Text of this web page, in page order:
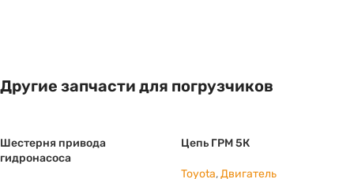
Другие запчасти для погрузчиков
Шестерня привода
гидронасоса
Цепь ГРМ 5К
Toyota,Двигатель